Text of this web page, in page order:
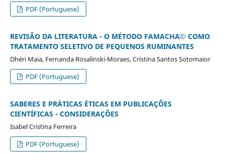
PDF (Portuguese)
REVISÃO DA LITERATURA - O MÉTODO FAMACHA© COMO
TRATAMENTO SELETIVO DE PEQUENOS RUMINANTES
Dhéri Maia, Fernanda Rosalinski-Moraes, Cristina Santos Sotomaior
PDF (Portuguese)
SABERES E PRÁTICAS ÉTICAS EM PUBLICAÇÕES
CIENTÍFICAS - CONSIDERAÇÕES
Isabel Cristina Ferreira
PDF (Portuguese)